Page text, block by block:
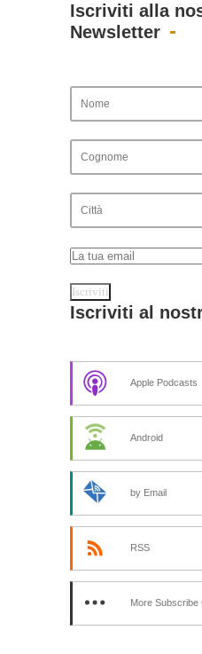
Iscriviti alla
Newsletter
Iscriviti al
Apple Podcasts
Android
by Email
RSS
More Subscribe